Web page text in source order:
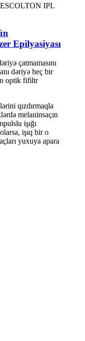
Epilyasiyası
çatmamasını
dəriyə heç bir
optik fifiltr
qızdırmaqla
melaninsaçın
işığı
işıq bir o
yuxuya apara